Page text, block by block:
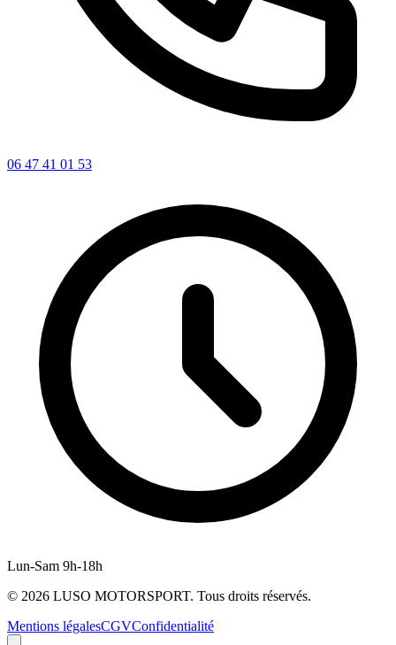
06 47 41 01 53
Lun-Sam 9h-18h
© 2026 LUSO MOTORSPORT. Tous droits réservés.
Mentions légalesCGVConfidentialité